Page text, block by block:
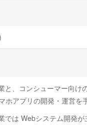
と、コンシューマー向け
ホアプリの開発・運営を
では Webシステム開発が